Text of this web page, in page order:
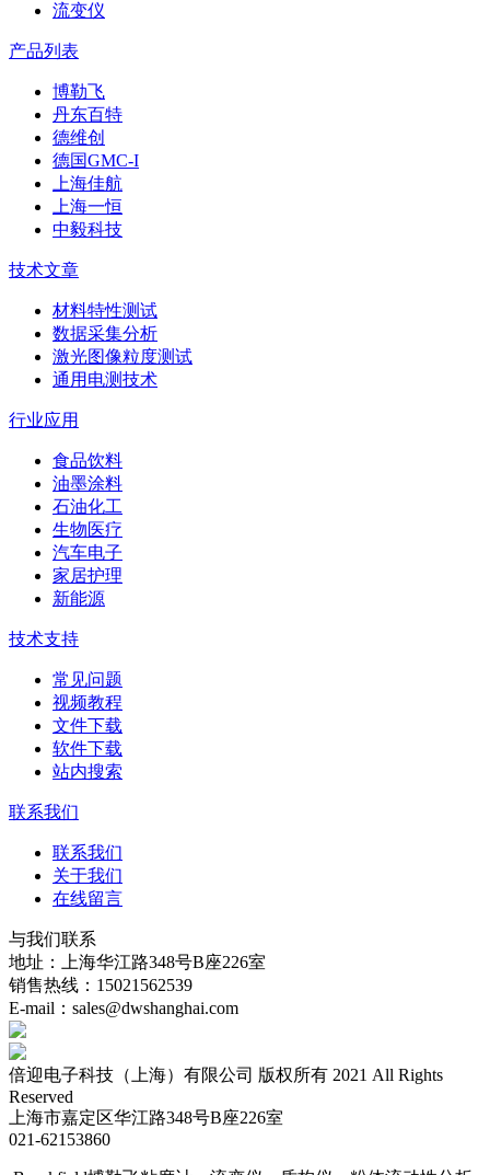
流变仪
产品列表
博勒飞
丹东百特
德维创
德国GMC-I
上海佳航
上海一恒
中毅科技
技术文章
材料特性测试
数据采集分析
激光图像粒度测试
通用电测技术
行业应用
食品饮料
油墨涂料
石油化工
生物医疗
汽车电子
家居护理
新能源
技术支持
常见问题
视频教程
文件下载
软件下载
站内搜索
联系我们
联系我们
关于我们
在线留言
与我们联系
地址：上海华江路348号B座226室
销售热线：15021562539
E-mail：sales@dwshanghai.com
倍迎电子科技（上海）有限公司 版权所有 2021 All Rights
Reserved
上海市嘉定区华江路348号B座226室
021-62153860